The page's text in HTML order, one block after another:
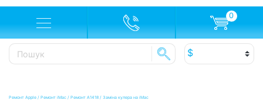
0
Ремонт Apple / Ремонт iMac / Ремонт A1418 / Заміна кулера на iMac